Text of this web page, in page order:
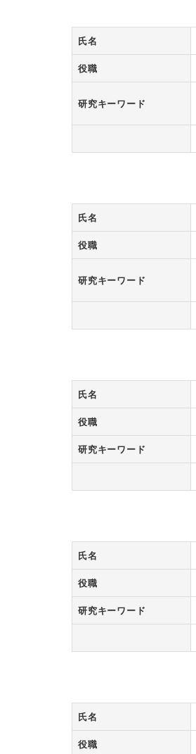
氏名
役職
研究キーワード
氏名
役職
研究キーワード
氏名
役職
研究キーワード
氏名
役職
研究キーワード
氏名
役職